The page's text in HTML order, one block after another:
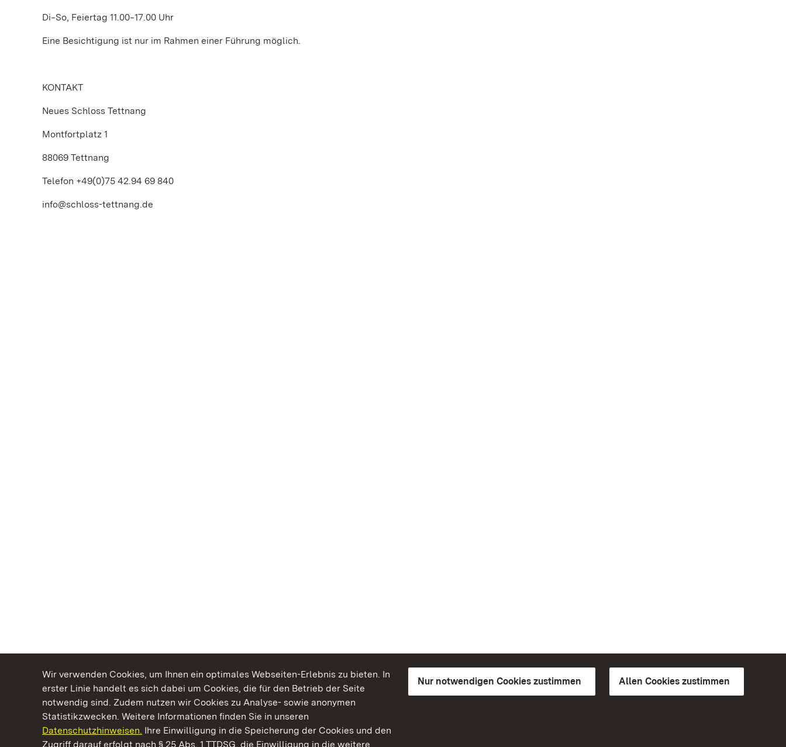
Wir verwenden Cookies, um Ihnen ein optimales Webseiten-Erlebnis zu bieten. In
erster Linie handelt es sich dabei um Cookies, die für den Betrieb der Seite
notwendig sind. Zudem nutzen wir Cookies zu Analyse- sowie anonymen
Statistikzwecken. Weitere Informationen finden Sie in unseren
Datenschutzhinweisen. Ihre Einwilligung in die Speicherung der Cookies und den
Zugriff darauf erfolgt nach § 25 Abs. 1 TTDSG, die Einwilligung in die weitere
Nur notwendigen Cookies zustimmen Allen Cookies zustimmen
Di‒So, Feiertag 11.00‒17.00 Uhr
Eine Besichtigung ist nur im Rahmen einer Führung möglich.
KONTAKT
Neues Schloss Tettnang
Montfortplatz 1
88069 Tettnang
Telefon +49(0)75 42.94 69 840
info@schloss-tettnang.de
Kommen. Staunen. Genießen.